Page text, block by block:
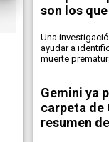
son los
Una
ayudar a
muerte
Gemini ya
carpeta de
resumen